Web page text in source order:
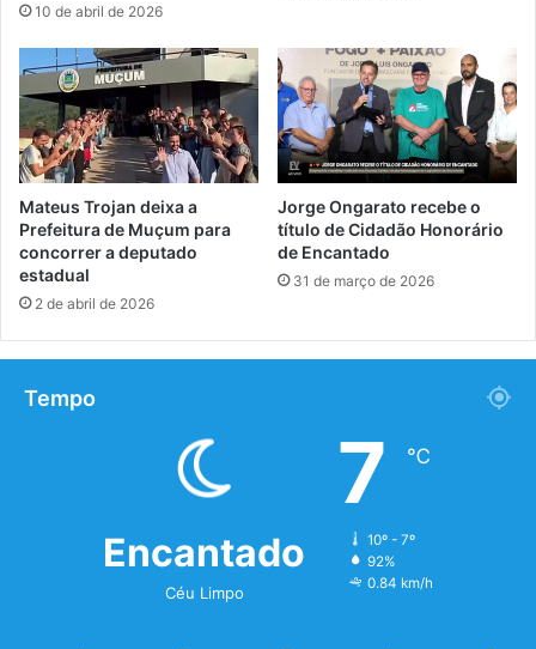
10 de abril de 2026
Mateus Trojan deixa a
Prefeitura de Muçum para
concorrer a deputado
estadual
2 de abril de 2026
Jorge Ongarato recebe o
título de Cidadão Honorário
de Encantado
31 de março de 2026
Tempo
Encantado
Céu Limpo
7 ℃
10º - 7º
92%
0.84 km/h